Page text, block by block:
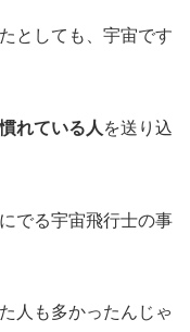
としても、宇宙です
慣れている人 を送り込
でる宇宙飛行士の事
人も多かったんじゃ